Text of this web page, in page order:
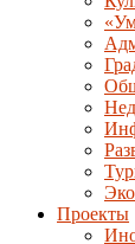
Проекты